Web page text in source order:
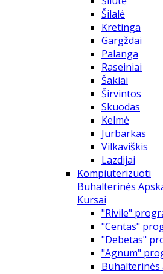
Šilalė
Kretinga
Gargždai
Palanga
Raseiniai
Šakiai
Širvintos
Skuodas
Kelmė
Jurbarkas
Vilkaviškis
Lazdijai
Kompiuterizuoti
Buhalterinės
Kursai
"Rivile"
"Centas"
"Debetas"
"Agnum"
Buhalterinės